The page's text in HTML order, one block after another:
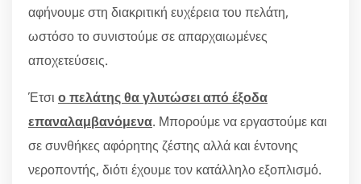
αφήνουμε στη διακριτική ευχέρεια του πελάτη,
ωστόσο το συνιστούμε σε απαρχαιωμένες
αποχετεύσεις.
Έτσι ο πελάτης θα γλυτώσει από έξοδα
επαναλαμβανόμενα. Μπορούμε να εργαστούμε και
σε συνθήκες αφόρητης ζέστης αλλά και έντονης
νεροποντής, διότι έχουμε τον κατάλληλο εξοπλισμό.